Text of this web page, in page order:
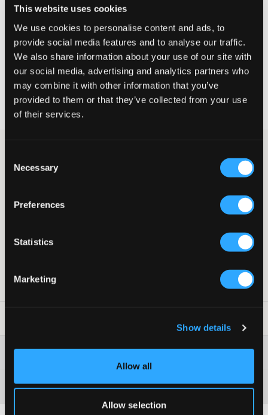
This website uses cookies
We use cookies to personalise content and ads, to
provide social media features and to analyse our traffic.
We also share information about your use of our site with
our social media, advertising and analytics partners who
may combine it with other information that you’ve
provided to them or that they’ve collected from your use
of their services.
Selection
Necessary
Preferences
Statistics
Marketing
Show details
Allow all
Allow selection
GRÖSSENBERATER
WÄHLEN SIE EINE GRÖSSE
Schnelle lieferung
Gratis versand über €69
Widerrufsrechtinnerhalb von 60 Tagen
Marke ist in Dunkelblau gestickt und auf der Brust platziert.
Dieses Kleidungsstück ist ein echter Klassiker, der sowohl schick
Polohemd
SKU:114612-004
Washing advice
Material